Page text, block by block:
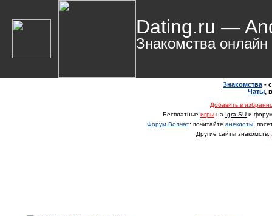
Dating.ru —
Знакомства онлайн
Знакомства -
Чаты,
Добавить в
Бесплатные игры на Igra.SU и
Форум Волчат: почитайте анекдоты,
Другие сайты знакомств: